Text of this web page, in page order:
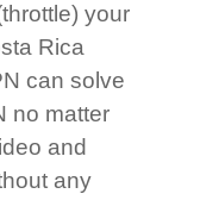
your
Rica
can solve
no matter
and
any